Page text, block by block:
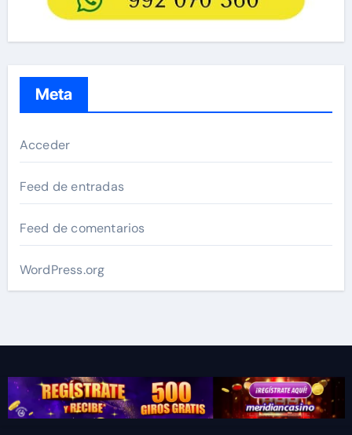
Meta
Acceder
Feed de entradas
Feed de comentarios
WordPress.org